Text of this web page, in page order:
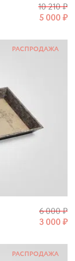
5 000₽
10 210₽
3 000₽
6 000₽
РАСПРОДАЖА
РАСПРОДАЖА